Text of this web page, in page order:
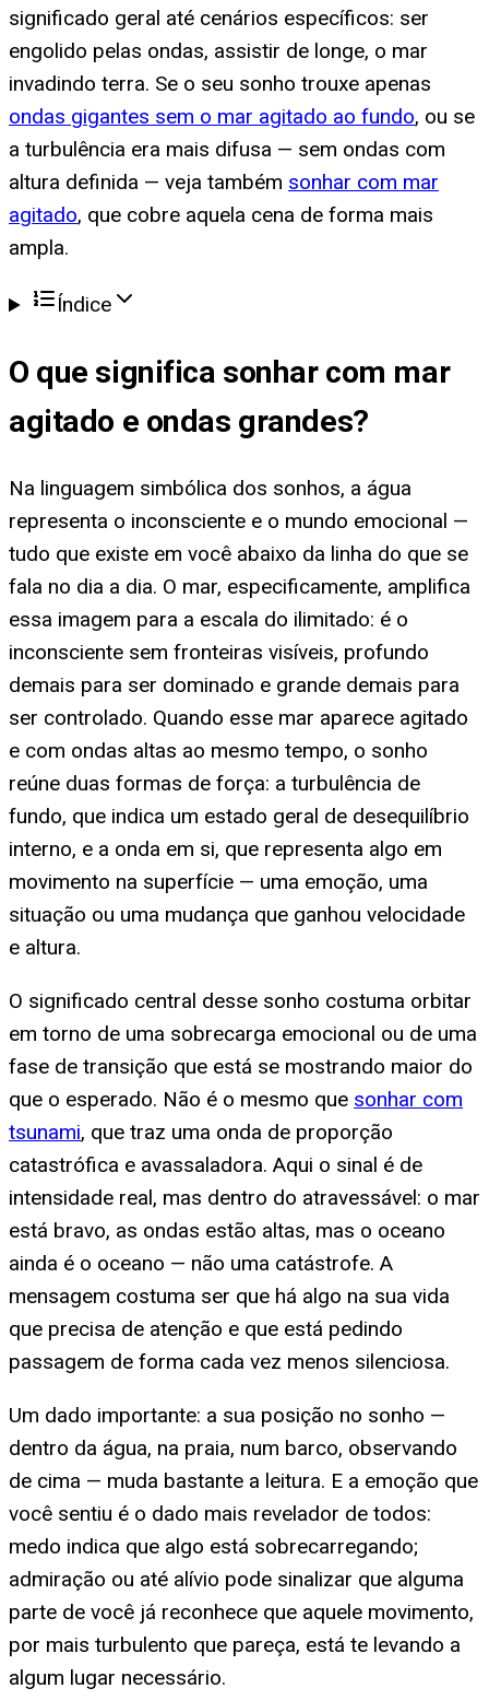
significado geral até cenários específicos: ser
engolido pelas ondas, assistir de longe, o mar
invadindo terra. Se o seu sonho trouxe apenas
ondas gigantes sem o mar agitado ao fundo, ou se
a turbulência era mais difusa — sem ondas com
altura definida — veja também sonhar com mar
agitado, que cobre aquela cena de forma mais
ampla.
Índice
O que significa sonhar com mar
agitado e ondas grandes?
Na linguagem simbólica dos sonhos, a água
representa o inconsciente e o mundo emocional —
tudo que existe em você abaixo da linha do que se
fala no dia a dia. O mar, especificamente, amplifica
essa imagem para a escala do ilimitado: é o
inconsciente sem fronteiras visíveis, profundo
demais para ser dominado e grande demais para
ser controlado. Quando esse mar aparece agitado
e com ondas altas ao mesmo tempo, o sonho
reúne duas formas de força: a turbulência de
fundo, que indica um estado geral de desequilíbrio
interno, e a onda em si, que representa algo em
movimento na superfície — uma emoção, uma
situação ou uma mudança que ganhou velocidade
e altura.
O significado central desse sonho costuma orbitar
em torno de uma sobrecarga emocional ou de uma
fase de transição que está se mostrando maior do
que o esperado. Não é o mesmo que sonhar com
tsunami, que traz uma onda de proporção
catastrófica e avassaladora. Aqui o sinal é de
intensidade real, mas dentro do atravessável: o mar
está bravo, as ondas estão altas, mas o oceano
ainda é o oceano — não uma catástrofe. A
mensagem costuma ser que há algo na sua vida
que precisa de atenção e que está pedindo
passagem de forma cada vez menos silenciosa.
Um dado importante: a sua posição no sonho —
dentro da água, na praia, num barco, observando
de cima — muda bastante a leitura. E a emoção que
você sentiu é o dado mais revelador de todos:
medo indica que algo está sobrecarregando;
admiração ou até alívio pode sinalizar que alguma
parte de você já reconhece que aquele movimento,
por mais turbulento que pareça, está te levando a
algum lugar necessário.